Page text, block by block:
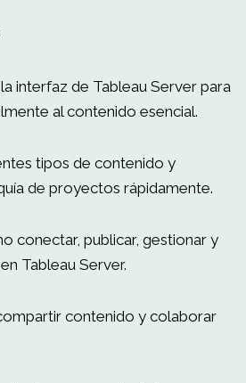
interfaz de Tableau Server para
al contenido esencial.
tipos de contenido y
de proyectos rápidamente.
conectar, publicar, gestionar y
Tableau Server.
contenido y colaborar